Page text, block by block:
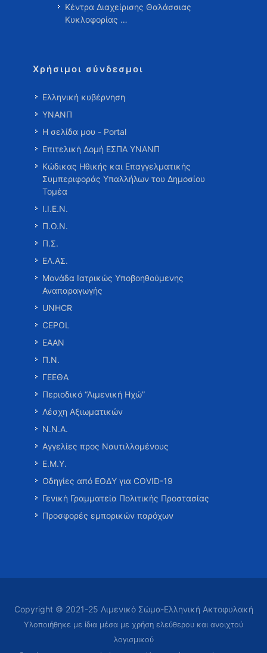
Κέντρα Διαχείρισης Θαλάσσιας
Κυκλοφορίας …
Χρήσιμοι σύνδεσμοι
Ελληνική κυβέρνηση
ΥΝΑΝΠ
Η σελίδα μου - Portal
Επιτελική Δομή ΕΣΠΑ ΥΝΑΝΠ
Κώδικας Ηθικής και Επαγγελματικής
Συμπεριφοράς Υπαλλήλων του Δημοσίου
Τομέα
Ι.Ι.Ε.Ν.
Π.Ο.Ν.
Π.Σ.
ΕΛ.ΑΣ.
Μονάδα Ιατρικώς Υποβοηθούμενης
Αναπαραγωγής
UNHCR
CEPOL
ΕΑΑΝ
Π.Ν.
ΓΕΕΘΑ
Περιοδικό “Λιμενική Ηχώ”
Λέσχη Αξιωματικών
Ν.Ν.Α.
Αγγελίες προς Ναυτιλλομένους
Ε.Μ.Υ.
Οδηγίες από ΕΟΔΥ για COVID-19
Γενική Γραμματεία Πολιτικής Προστασίας
Προσφορές εμπορικών παρόχων
Copyright © 2021-25 Λιμενικό Σώμα-Ελληνική Ακτοφυλακή
Υλοποιήθηκε με ίδια μέσα με χρήση ελεύθερου και ανοιχτού
λογισμικού